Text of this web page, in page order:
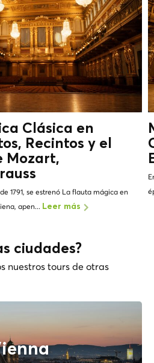
Clásica en
Recintos y el
Mozart,
1791, se estrenó La flauta mágica en
apen... Leer más
ciudades?
nuestros tours de otras